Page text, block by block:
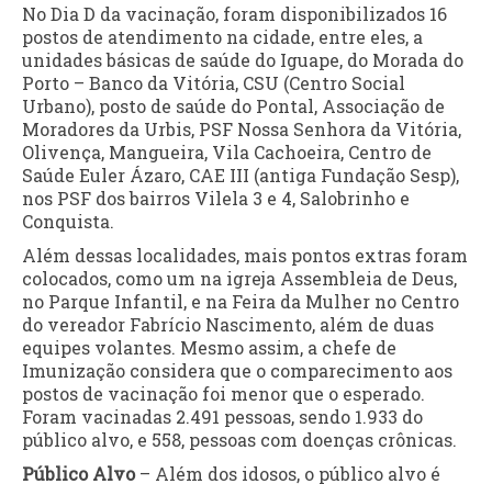
No Dia D da vacinação, foram disponibilizados 16
postos de atendimento na cidade, entre eles, a
unidades básicas de saúde do Iguape, do Morada do
Porto – Banco da Vitória, CSU (Centro Social
Urbano), posto de saúde do Pontal, Associação de
Moradores da Urbis, PSF Nossa Senhora da Vitória,
Olivença, Mangueira, Vila Cachoeira, Centro de
Saúde Euler Ázaro, CAE III (antiga Fundação Sesp),
nos PSF dos bairros Vilela 3 e 4, Salobrinho e
Conquista.
Além dessas localidades, mais pontos extras foram
colocados, como um na igreja Assembleia de Deus,
no Parque Infantil, e na Feira da Mulher no Centro
do vereador Fabrício Nascimento, além de duas
equipes volantes. Mesmo assim, a chefe de
Imunização considera que o comparecimento aos
postos de vacinação foi menor que o esperado.
Foram vacinadas 2.491 pessoas, sendo 1.933 do
público alvo, e 558, pessoas com doenças crônicas.
Público Alvo– Além dos idosos, o público alvo é